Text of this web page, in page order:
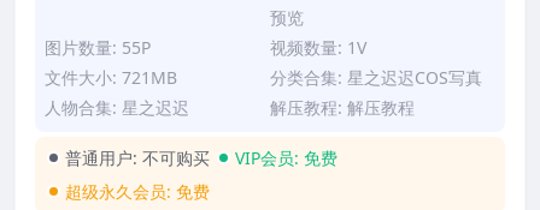
预览
图片数量: 55P
视频数量: 1V
文件大小: 721MB
分类合集: 星之迟迟COS写真
人物合集: 星之迟迟 解压教程: 解压教程
普通用户: 不可购买 VIP会员: 免费
超级永久会员: 免费